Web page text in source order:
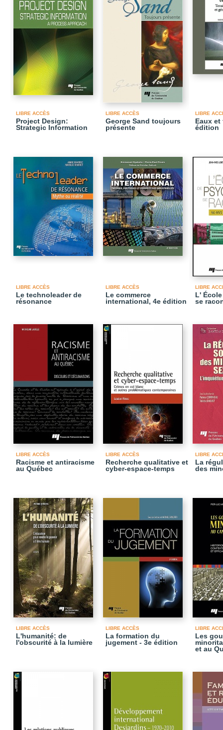
LIBRE ACCÈS
Project Design:
Strategic Information
LIBRE ACCÈS
George Sand toujours
présente
LIBRE
Eaux et
édition
LIBRE ACCÈS
Le technoleader de
résonance
LIBRE ACCÈS
Le commerce
international, 4e édition
LIBRE
L'
se
LIBRE ACCÈS
Racisme et antiracisme
au Québec
LIBRE ACCÈS
Recherche qualitative et
cyber-espace-temps
LIBRE
La
des
LIBRE ACCÈS
L'humanité: de
l'obscurité à la lumière
LIBRE ACCÈS
La formation du
jugement - 3e édition
LIBRE
Les
et au